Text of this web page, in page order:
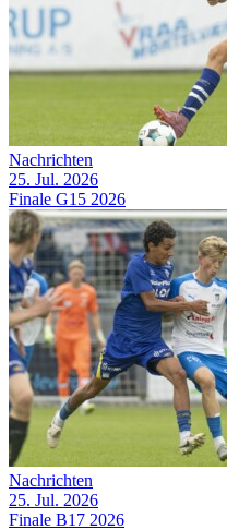
Nachrichten
25. Jul. 2026
Finale G15 2026
Nachrichten
25. Jul. 2026
Finale B17 2026